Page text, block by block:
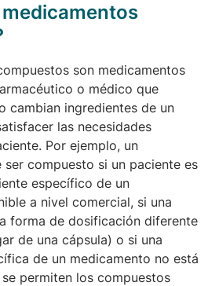
son medicamentos
o médico que
cambian ingredientes de un
las necesidades
Por ejemplo, un
ser compuesto si un paciente es
específico de un
a nivel comercial, si una
forma de dosificación diferente
de una cápsula) o si una
de un medicamento no está
permiten los compuestos